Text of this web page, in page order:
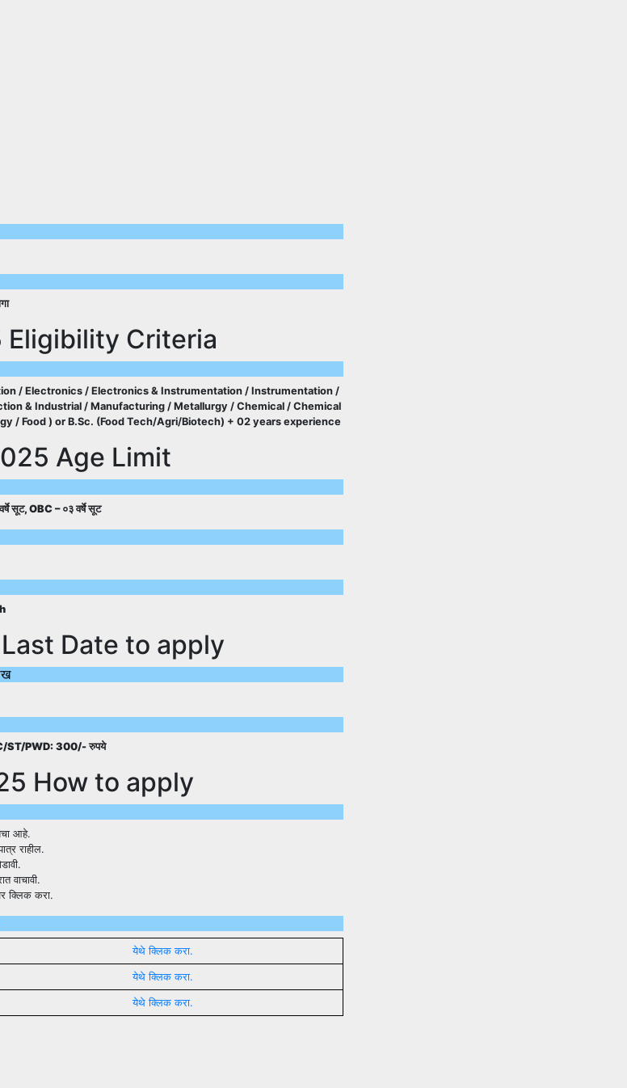
Eligibility Criteria
/ Electronics / Electronics & Instrumentation / Instrumentation /
& Industrial / Manufacturing / Metallurgy / Chemical / Chemical
/ Food ) or B.Sc. (Food Tech/Agri/Biotech) + 02 years experience
Age Limit
सूट, OBC – ०३ वर्षे सूट
Date to apply
ST/PWD: 300/- रुपये
How to apply
आहे.
राहील.
वाचावी.
क्लिक करा.
येथे क्लिक करा.
येथे क्लिक करा.
येथे क्लिक करा.